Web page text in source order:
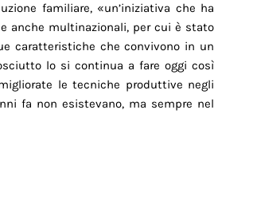
familiare, «un’iniziativa che ha
anche multinazionali, per cui è stato
caratteristiche che convivono in un
lo si continua a fare oggi così
le tecniche produttive negli
fa non esistevano, ma sempre nel